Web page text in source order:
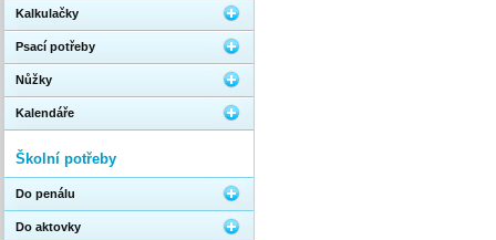
Kalkulačky
Psací potřeby
Nůžky
Kalendáře
Školní potřeby
Do penálu
Do aktovky